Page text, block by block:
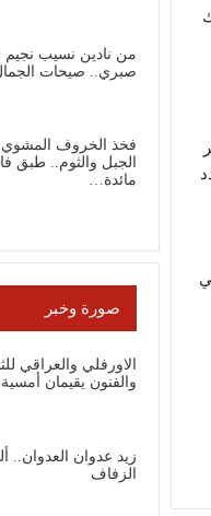
من نادين نسيب نجيم
صبري.. صيحات
فخذ الخروف المشوي
الجبل والثوم.. طبق
مائدة…
صورة وخبر
الاورفلي والعراقي
والفنون يقيمان
زيد عدوان العدوان..
الزفاف